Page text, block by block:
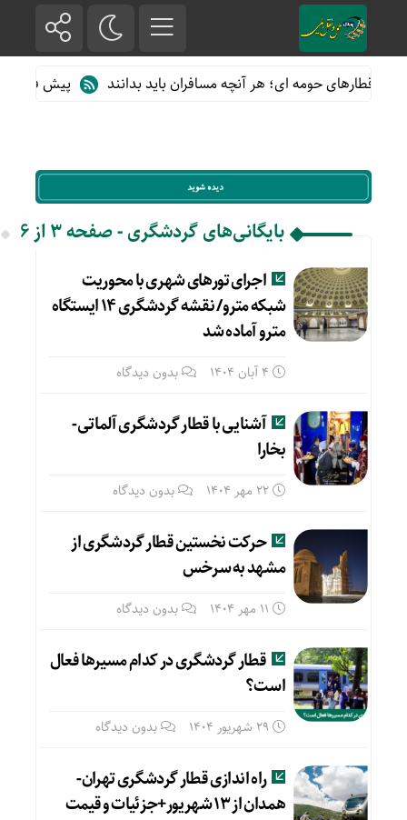
از قطارهای حومه ای؛ هر آنچه مسافران باید بدانند پیش فروش
بایگانی‌های گردشگری - صفحه 3 از 6
اجرای تورهای شهری با محوریت
شبکه مترو/ نقشه گردشگری ۱۴ ایستگاه
مترو آماده شد
4 آبان 1404 بدون دیدگاه
آشنایی با قطار گردشگری آلماتی-
بخارا
22 مهر 1404 بدون دیدگاه
حرکت نخستین قطار گردشگری از
مشهد به سرخس
11 مهر 1404 بدون دیدگاه
قطار گردشگری در کدام مسیرها فعال
است؟
29 شهریور 1404 بدون دیدگاه
راه اندازی قطار گردشگری تهران-
همدان از ۱۳ شهریور+جزئیات و قیمت